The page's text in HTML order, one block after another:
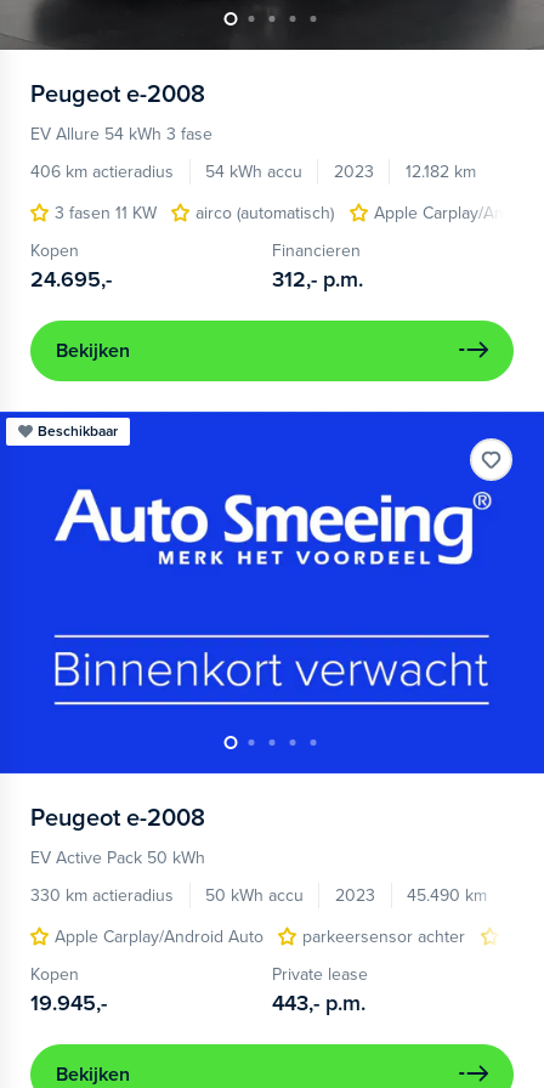
Peugeot e-2008
EV Allure 54 kWh 3 fase
406 km actieradius
54 kWh accu 2023
12.182 km
3 fasen 11 KW
airco (automatisch)
Apple Carplay/
Kopen
24.695,-
Financieren
312,- p.m.
Bekijken
Beschikbaar
Peugeot e-2008
EV Active Pack 50 kWh
330 km actieradius
50 kWh accu 2023
45.490 km
Apple Carplay/Android Auto
parkeersensor achter
Kopen
19.945,-
Private lease
443,- p.m.
Bekijken